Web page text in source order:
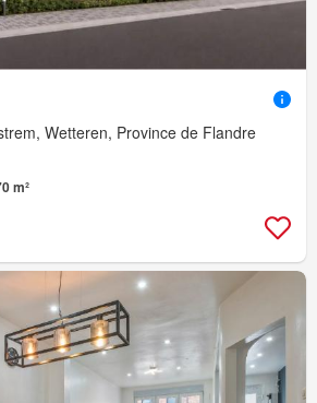
Wetteren, Province de Flandre
m²